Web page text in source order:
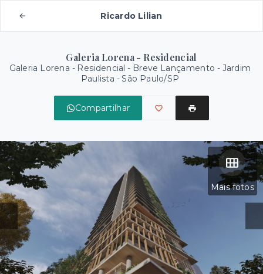
Ricardo Lilian
Galeria Lorena - Residencial
Galeria Lorena - Residencial - Breve Lançamento - Jardim
Paulista - São Paulo/SP
Compartilhar
Mais fotos